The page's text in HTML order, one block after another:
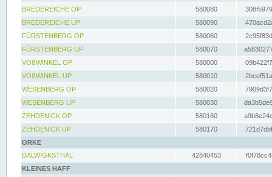
BREDEREICHE OP
580080
BREDEREICHE UP
580090
FÜRSTENBERG OP
580060
FÜRSTENBERG UP
580070
VOßWINKEL OP
580000
VOßWINKEL UP
580010
WESENBERG OP
580020
WESENBERG UP
580030
ZEHDENICK OP
580160
ZEHDENICK UP
580170
ORKE
DALWIGKSTHAL
42840453
KLEINES HAFF